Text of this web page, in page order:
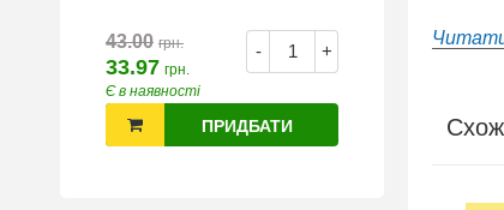
- +
43.00 грн.
33.97 грн.
Є в наявності
ПРИДБАТИ